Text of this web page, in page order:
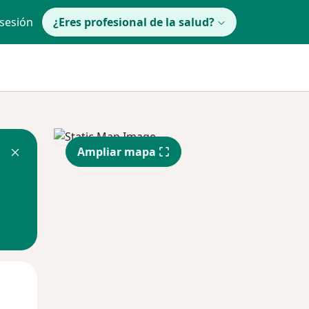
¿Eres profesional de la salud?
Ampliar mapa